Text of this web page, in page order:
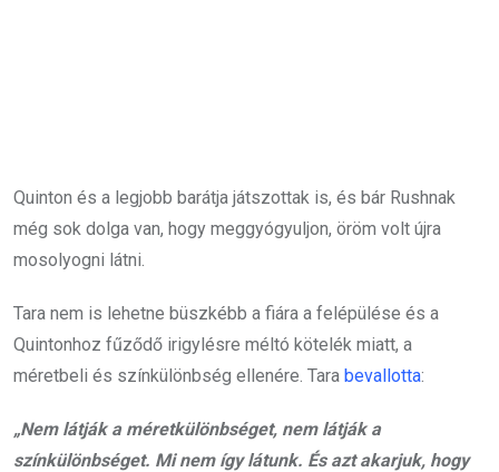
Quinton és a legjobb barátja játszottak is, és bár Rushnak
még sok dolga van, hogy meggyógyuljon, öröm volt újra
mosolyogni látni.
Tara nem is lehetne büszkébb a fiára a felépülése és a
Quintonhoz fűződő irigylésre méltó kötelék miatt, a
méretbeli és színkülönbség ellenére. Tara bevallotta:
„Nem látják a méretkülönbséget, nem látják a
színkülönbséget. Mi nem így látunk. És azt akarjuk, hogy